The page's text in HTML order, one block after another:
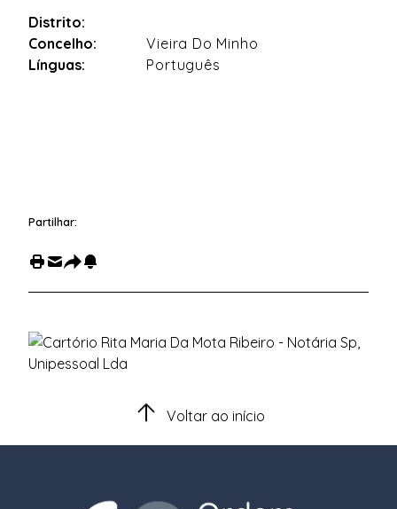
Distrito:
Concelho:
Vieira Do Minho
Línguas:
Português
Partilhar:
Voltar ao início